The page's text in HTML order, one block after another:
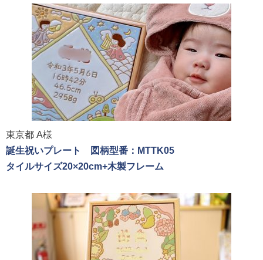
東京都 A様
誕生祝いプレート 図柄型番：MTTK05
タイルサイズ20×20cm+木製フレーム